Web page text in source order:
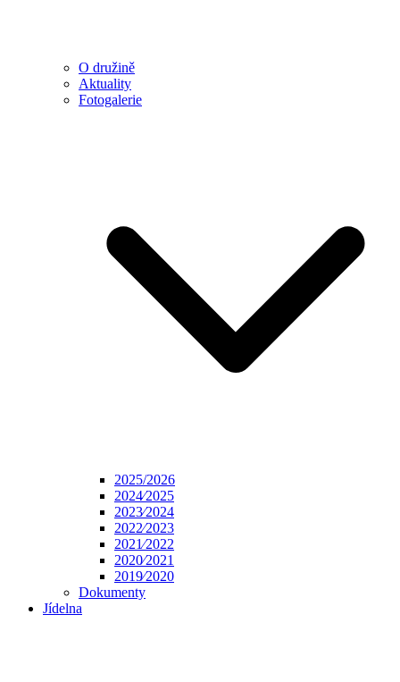
O družině
Aktuality
Fotogalerie
2025/2026
2024⁄2025
2023⁄2024
2022⁄2023
2021⁄2022
2020⁄2021
2019⁄2020
Dokumenty
Jídelna